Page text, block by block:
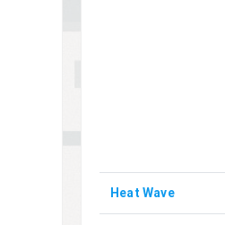
Heat Wave